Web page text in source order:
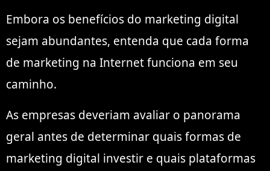
Embora os benefícios do marketing digital
sejam abundantes, entenda que cada forma
de marketing na Internet funciona em seu
caminho.
As empresas deveriam avaliar o panorama
geral antes de determinar quais formas de
marketing digital investir e quais plataformas